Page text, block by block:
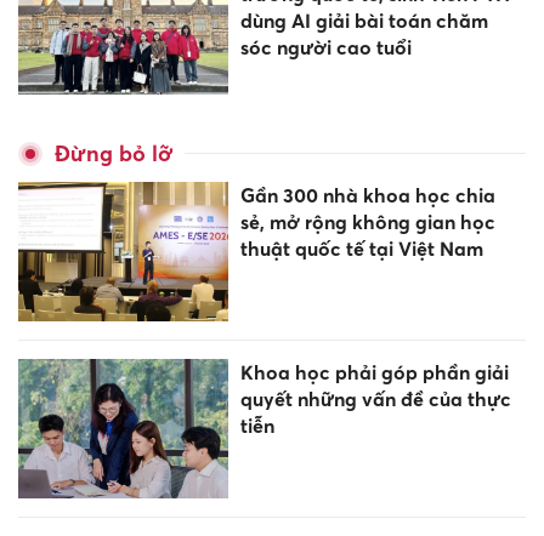
dùng AI giải bài toán chăm
sóc người cao tuổi
Đừng bỏ lỡ
Gần 300 nhà khoa học chia
sẻ, mở rộng không gian học
thuật quốc tế tại Việt Nam
Khoa học phải góp phần giải
quyết những vấn đề của thực
tiễn